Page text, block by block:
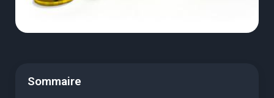
Sommaire